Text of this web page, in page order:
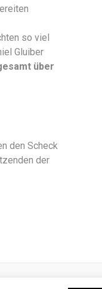
so viel
Gluiber
über
den Scheck
der